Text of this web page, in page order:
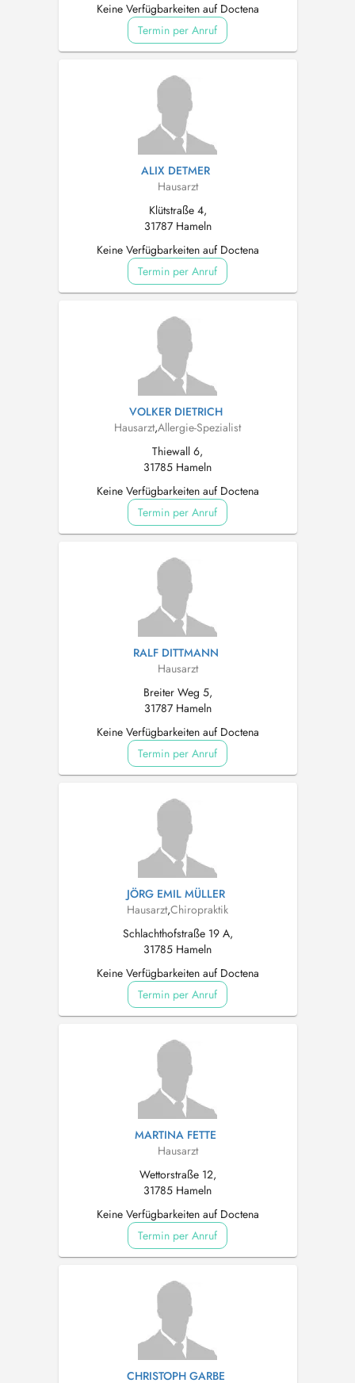
Keine Verfügbarkeiten auf Doctena
Termin per Anruf
ALIX DETMER
Hausarzt
Klütstraße 4,
31787 Hameln
Keine Verfügbarkeiten auf Doctena
Termin per Anruf
VOLKER DIETRICH
Hausarzt,Allergie-Spezialist
Thiewall 6,
31785 Hameln
Keine Verfügbarkeiten auf Doctena
Termin per Anruf
RALF DITTMANN
Hausarzt
Breiter Weg 5,
31787 Hameln
Keine Verfügbarkeiten auf Doctena
Termin per Anruf
JÖRG EMIL MÜLLER
Hausarzt,Chiropraktik
Schlachthofstraße 19 A,
31785 Hameln
Keine Verfügbarkeiten auf Doctena
Termin per Anruf
MARTINA FETTE
Hausarzt
Wettorstraße 12,
31785 Hameln
Keine Verfügbarkeiten auf Doctena
Termin per Anruf
CHRISTOPH GARBE